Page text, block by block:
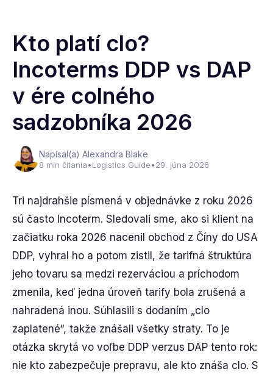
Kto platí clo?
Incoterms DDP vs DAP
v ére colného
sadzobníka 2026
Napísal(a) Alexandra Blake
8 min čítania•Logistics Guide•29. júna 2026
Tri najdrahšie písmená v objednávke z roku 2026
sú často Incoterm. Sledovali sme, ako si klient na
začiatku roka 2026 nacenil obchod z Číny do USA
DDP, vyhral ho a potom zistil, že tarifná štruktúra
jeho tovaru sa medzi rezerváciou a príchodom
zmenila, keď jedna úroveň tarify bola zrušená a
nahradená inou. Súhlasili s dodaním „clo
zaplatené“, takže znášali všetky straty. To je
otázka skrytá vo voľbe DDP verzus DAP tento rok:
nie kto zabezpečuje prepravu, ale kto znáša clo. S